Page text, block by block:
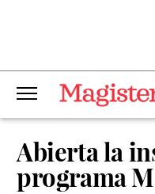
Abierta la
programa